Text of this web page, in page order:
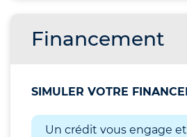
Financement
SIMULER VOTRE
Un crédit vous engage